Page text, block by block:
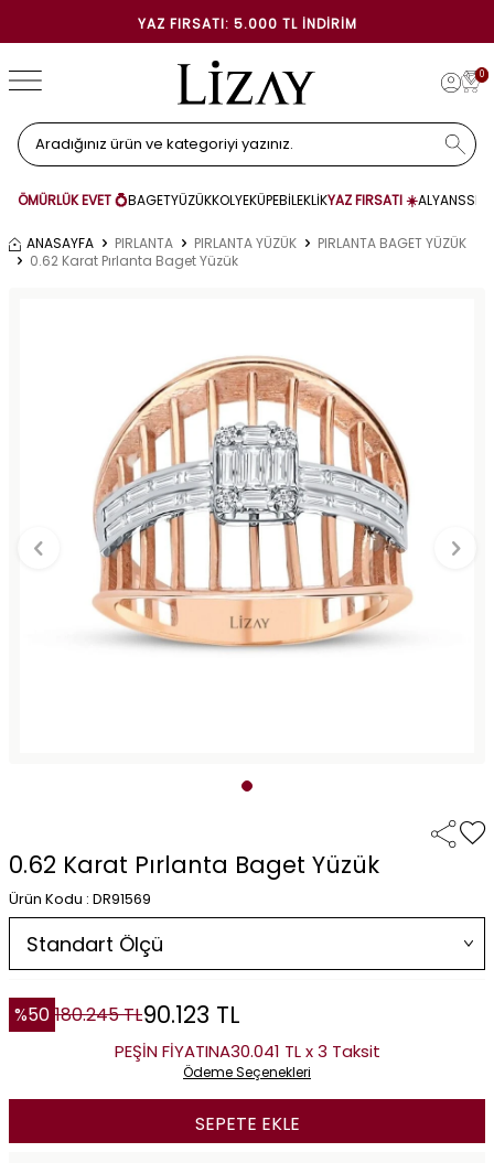
YAZ FIRSATI: 5.000 TL İNDIRIM
0
ÖMÜRLÜK EVET 💍BAGETYÜZÜKKOLYEKÜPEBİLEKLİKYAZ FIRSATI ☀️ALYANS
ANASAYFA PIRLANTA PIRLANTA YÜZÜK
PIRLANTA BAGET YÜZÜK
0.62 Karat Pırlanta Baget Yüzük
0.62 Karat Pırlanta Baget Yüzük
Ürün Kodu : DR91569
%50 180.245TL90.123 TL
PEŞİN FİYATINA30.041 TL x 3 Taksit
Ödeme Seçenekleri
SEPETE EKLE